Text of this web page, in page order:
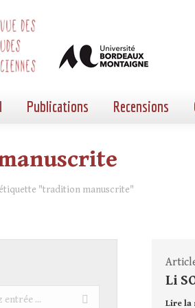
Publications Recensions
"tradition manuscrite"
Li
Lire la